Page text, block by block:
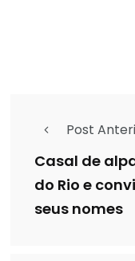
Post
Casal de
do Rio e
seus nomes